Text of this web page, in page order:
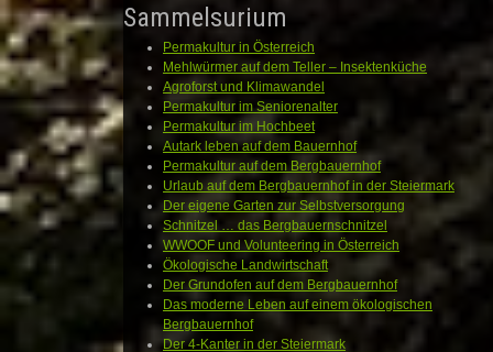
Sammelsurium
Permakultur in Österreich
Mehlwürmer auf dem Teller – Insektenküche
Agroforst und Klimawandel
Permakultur im Seniorenalter
Permakultur im Hochbeet
Autark leben auf dem Bauernhof
Permakultur auf dem Bergbauernhof
Urlaub auf dem Bergbauernhof in der Steiermark
Der eigene Garten zur Selbstversorgung
Schnitzel … das Bergbauernschnitzel
WWOOF und Volunteering in Österreich
Ökologische Landwirtschaft
Der Grundofen auf dem Bergbauernhof
Das moderne Leben auf einem ökologischen
Bergbauernhof
Der 4-Kanter in der Steiermark